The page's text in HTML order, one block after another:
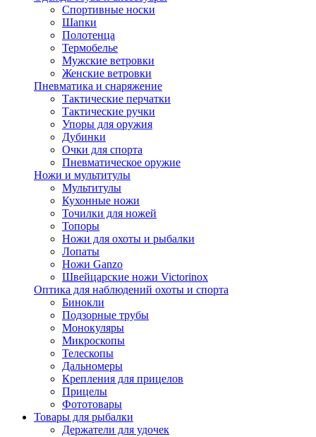
Спортивные носки
Шапки
Полотенца
Термобелье
Мужские ветровки
Женские ветровки
Пневматика и снаряжение
Тактические перчатки
Тактические ручки
Упоры для оружия
Дубинки
Очки для спорта
Пневматическое оружие
Ножи и мультитулы
Мультитулы
Кухонные ножи
Точилки для ножей
Топоры
Ножи для охоты и рыбалки
Лопаты
Ножи Ganzo
Швейцарские ножи Victorinox
Оптика для наблюдений охоты и спорта
Бинокли
Подзорные трубы
Монокуляры
Микроскопы
Телескопы
Дальномеры
Крепления для прицелов
Прицелы
Фототовары
Товары для рыбалки
Держатели для удочек